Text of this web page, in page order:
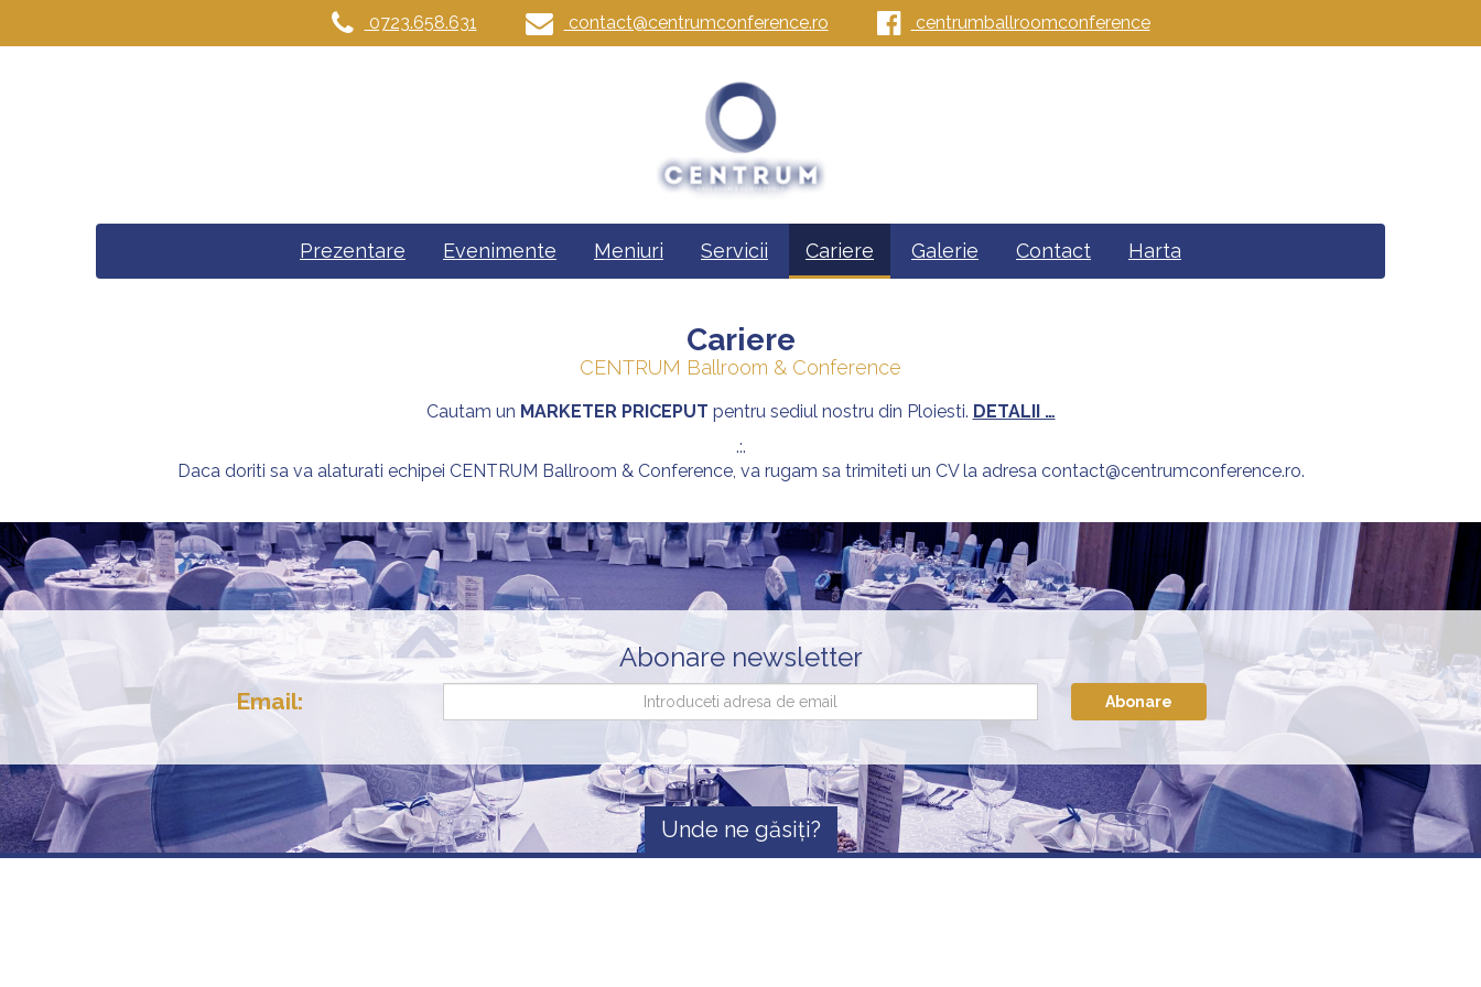
0723.658.631 contact@centrumconference.ro centrumballroomconference
Prezentare Evenimente Meniuri Servicii Cariere Galerie Contact Harta
Cariere
CENTRUM Ballroom & Conference
Cautam un MARKETER PRICEPUT pentru sediul nostru din Ploiesti. DETALII …
.:.
Daca doriti sa va alaturati echipei CENTRUM Ballroom & Conference, va rugam sa trimiteti un CV la adresa contact@centrumconference.ro.
Abonare newsletter
Email: Abonare
Unde ne găsiți?